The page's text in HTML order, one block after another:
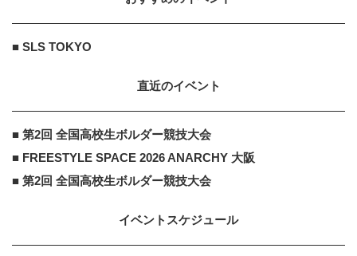
■ SLS TOKYO
直近のイベント
■ 第2回 全国高校生ボルダー競技大会
■ FREESTYLE SPACE 2026 ANARCHY 大阪
■ 第2回 全国高校生ボルダー競技大会
イベントスケジュール